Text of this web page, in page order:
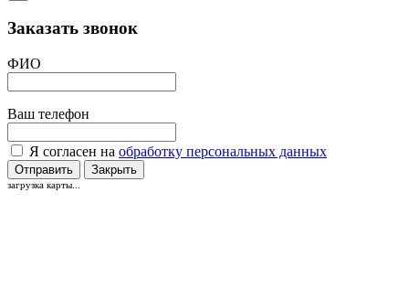
Заказать звонок
ФИО
Ваш телефон
Я согласен на обработку персональных данных
Отправить Закрыть
загрузка карты...